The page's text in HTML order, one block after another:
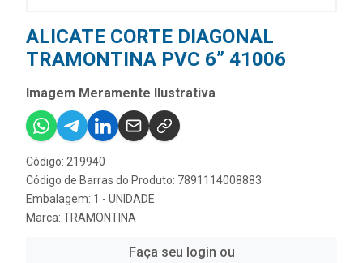
ALICATE CORTE DIAGONAL
TRAMONTINA PVC 6” 41006
Imagem Meramente Ilustrativa
Código: 219940
Código de Barras do Produto: 7891114008883
Embalagem: 1 - UNIDADE
Marca: TRAMONTINA
Faça seu login ou